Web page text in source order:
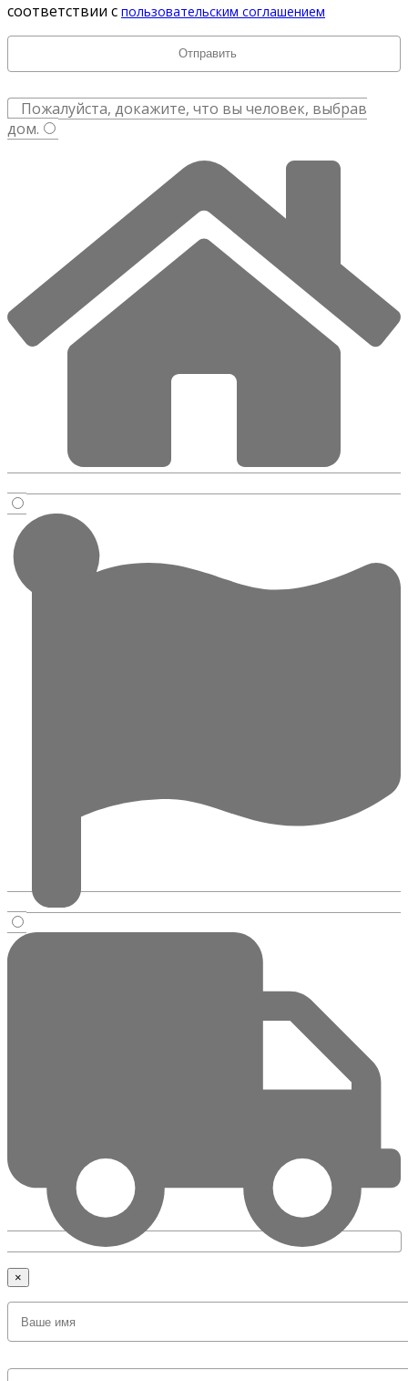
соответствии с пользовательским соглашением
Пожалуйста, докажите, что вы человек, выбрав
дом.
×